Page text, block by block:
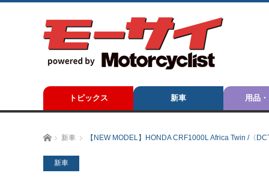
トピックス 新車 用品
ホーム新車 【NEW MODEL】HONDA CRF1000L Africa Twin /〈
新車